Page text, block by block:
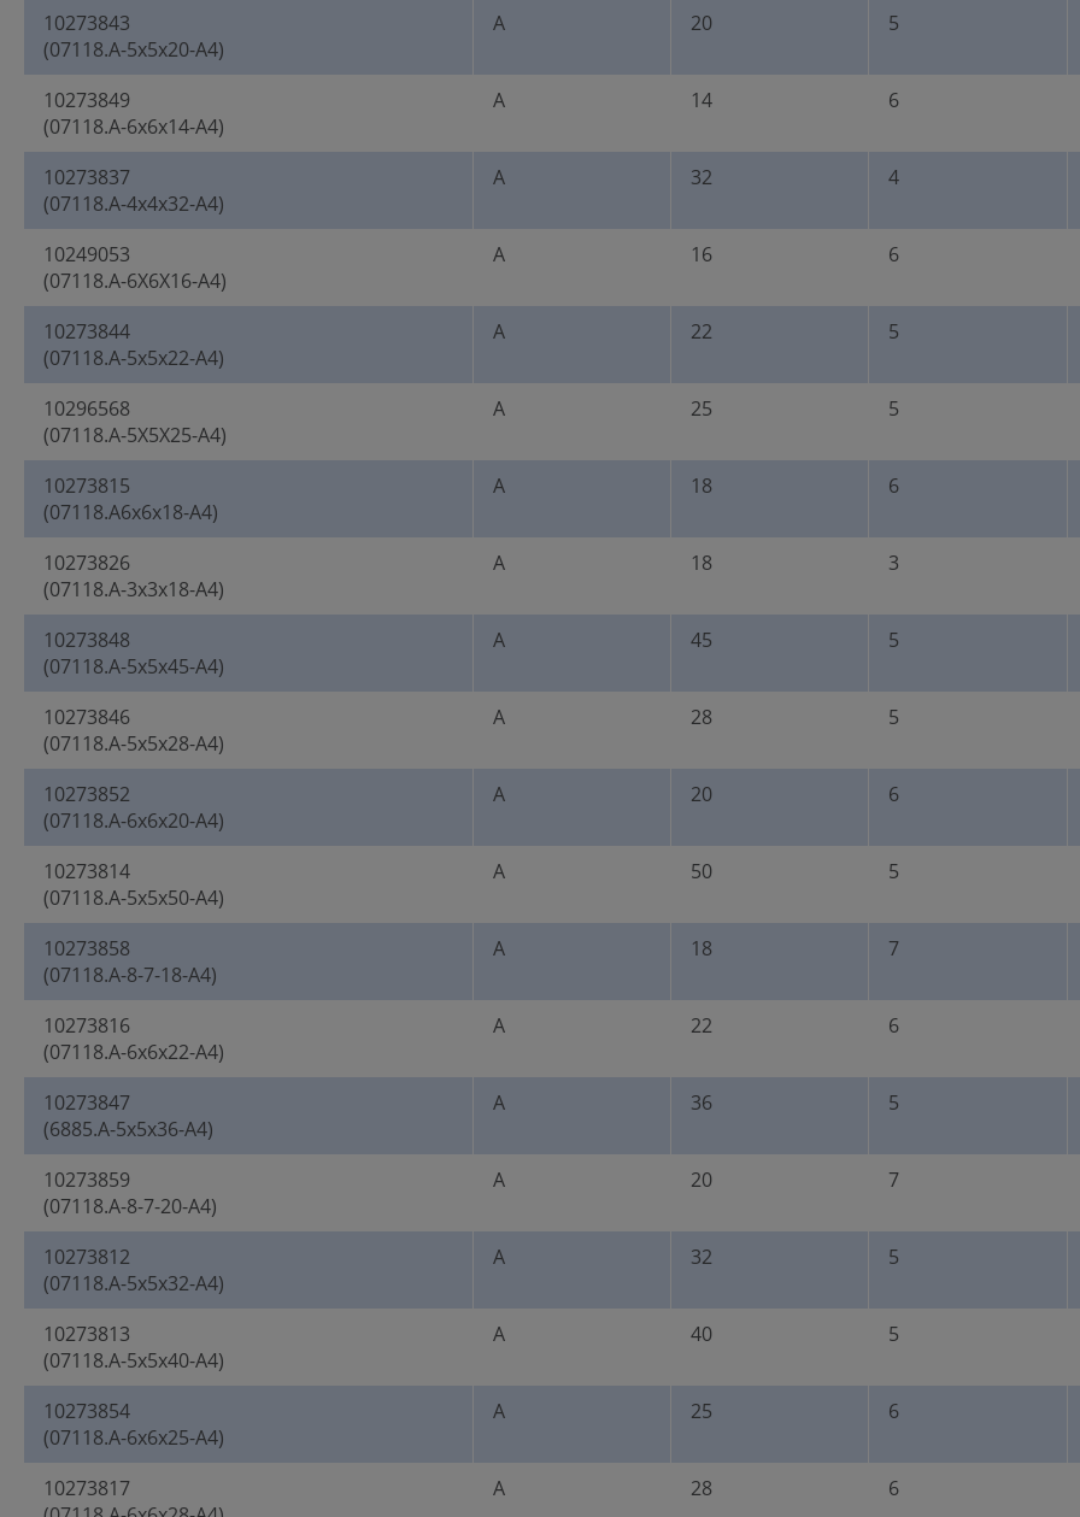
10273843
(07118.A-5x5x20-A4)
A 20 5
10273849
(07118.A-6x6x14-A4)
A 14 6
10273837
(07118.A-4x4x32-A4)
A 32 4
10249053
(07118.A-6X6X16-A4)
A 16 6
10273844
(07118.A-5x5x22-A4)
A 22 5
10296568
(07118.A-5X5X25-A4)
A 25 5
10273815
(07118.A6x6x18-A4)
A 18 6
10273826
(07118.A-3x3x18-A4)
A 18 3
10273848
(07118.A-5x5x45-A4)
A 45 5
10273846
(07118.A-5x5x28-A4)
A 28 5
10273852
(07118.A-6x6x20-A4)
A 20 6
10273814
(07118.A-5x5x50-A4)
A 50 5
10273858
(07118.A-8-7-18-A4)
A 18 7
10273816
(07118.A-6x6x22-A4)
A 22 6
10273847
(6885.A-5x5x36-A4)
A 36 5
10273859
(07118.A-8-7-20-A4)
A 20 7
10273812
(07118.A-5x5x32-A4)
A 32 5
10273813
(07118.A-5x5x40-A4)
A 40 5
10273854
(07118.A-6x6x25-A4)
A 25 6
10273817
A 28 6